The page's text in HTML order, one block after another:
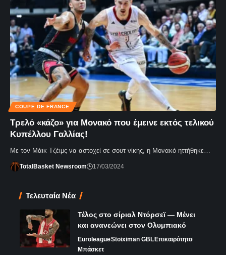
COUPE DE FRANCE
Τρελό «κάζο» για Μονακό που έμεινε εκτός τελικού
Κυπέλλου Γαλλίας!
Με τον Μάικ Τζέιμς να αστοχεί σε σουτ νίκης, η Μονακό ηττήθηκε…
TotalBasket Newsroom 17/03/2024
Τελευταία Νέα
Τέλος στο σίριαλ Ντόρσεϊ — Μένει
και ανανεώνει στον Ολυμπιακό
EuroleagueStoiximan GBLΕπικαιρότητα
Μπάσκετ